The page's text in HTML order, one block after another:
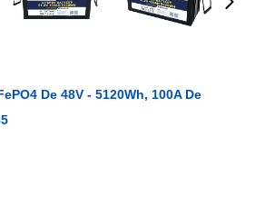
De 48V - 5120Wh, 100A De